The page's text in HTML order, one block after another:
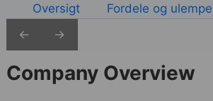
Oversigt Fordele og
←
→
Company Overview